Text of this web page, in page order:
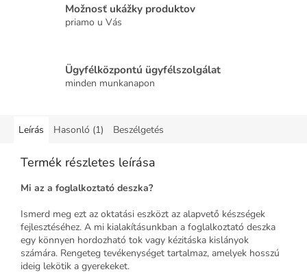
Možnosť ukážky produktov
priamo u Vás
Ügyfélközpontú ügyfélszolgálat
minden munkanapon
Leírás Hasonló (1) Beszélgetés
Termék részletes leírása
Mi az a foglalkoztató deszka?
Ismerd meg ezt az oktatási eszközt az alapvető készségek
fejlesztéséhez. A mi kialakításunkban a foglalkoztató deszka
egy könnyen hordozható tok vagy kézitáska kislányok
számára. Rengeteg tevékenységet tartalmaz, amelyek hosszú
ideig lekötik a gyerekeket.